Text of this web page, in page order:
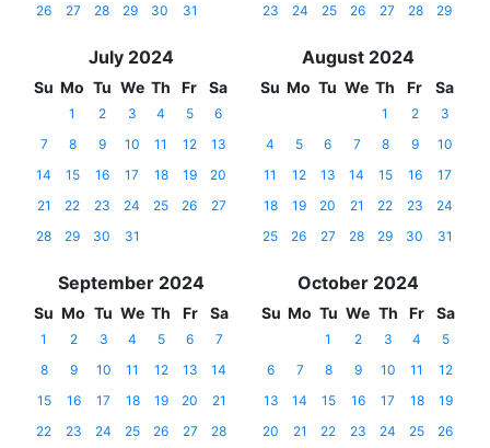
26
27 28 29 30 31
23
24 25 26 27 28 29
July 2024
Su Mo Tu We Th Fr Sa
1 2 3 4 5
6
7
8 9 10 11 12
13
14
15 16 17 18 19
20
21
22 23 24 25 26
27
28
29 30 31
August 2024
Su Mo Tu We Th Fr Sa
1 2
3
4
5 6 7 8 9
10
11
12 13 14 15 16
17
18
19 20 21 22 23
24
25
26 27 28 29 30 31
September 2024
Su Mo Tu We Th Fr Sa
1 2 3 4 5 6
7
8
9 10 11 12 13
14
15
16 17 18 19 20
21
22
23 24 25 26 27
28
October 2024
Su Mo Tu We Th Fr Sa
1 2 3 4
5
6
7 8 9 10 11
12
13
14 15 16 17 18
19
20
21 22 23 24 25
26